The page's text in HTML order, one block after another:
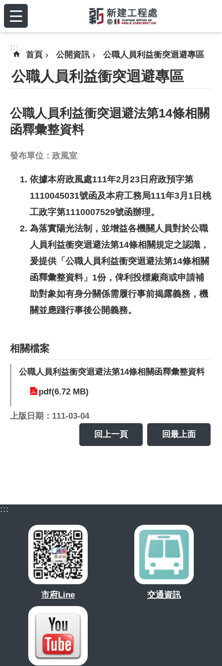
跳到主要內容區塊
:::
:::
首頁 公開資訊 公職人員利益衝突迴避專區
公職人員利益衝突迴避專區
公職人員利益衝突迴避法第14條相關
函釋彙整資料
發布單位：政風室
依據本府政風處111年2月23日府政預字第
1110045031號函及本府工務局111年3月1日桃
工政字第1110007529號函辦理。
為落實陽光法制，並增益各機關人員對於公職
人員利益衝突迴避法第14條相關規定之認識，
爰提供「公職人員利益衝突迴避法第14條相關
函釋彙整資料」1份，俾利投標廠商或申請補
助對象如有身分關係需履行事前揭露義務，機
關並應踐行事後公開義務。
相關檔案
公職人員利益衝突迴避法第14條相關函釋彙整資料
pdf(6.72 MB)
上版日期：111-03-04
回上一頁
回最上面
:::
市府Line 交通資訊